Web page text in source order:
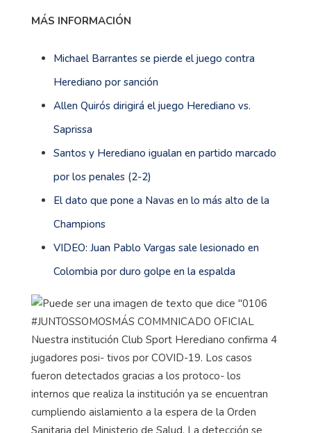
MÁS INFORMACIÓN
Michael Barrantes se pierde el juego contra
Herediano por sanción
Allen Quirós dirigirá el juego Herediano vs.
Saprissa
Santos y Herediano igualan en partido marcado
por los penales (2-2)
El dato que pone a Navas en lo más alto de la
Champions
VIDEO: Juan Pablo Vargas sale lesionado en
Colombia por duro golpe en la espalda